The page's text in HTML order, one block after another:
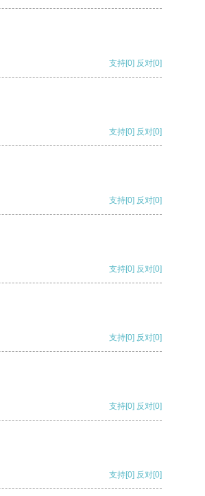
支持[0] 反对[0]
支持[0] 反对[0]
支持[0] 反对[0]
支持[0] 反对[0]
支持[0] 反对[0]
支持[0] 反对[0]
支持[0] 反对[0]